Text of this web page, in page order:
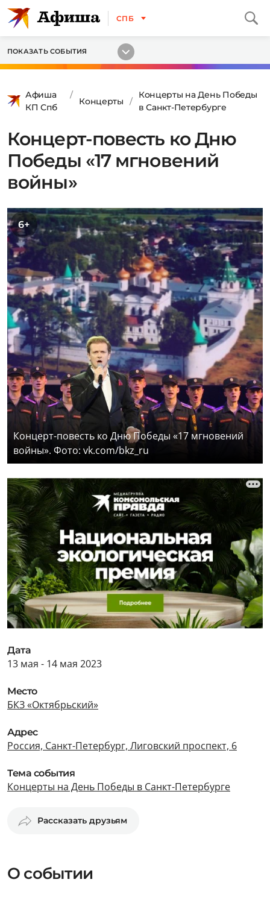
СПБ
ПОКАЗАТЬ СОБЫТИЯ
Афиша
КП Спб
Концерты
Концерты на День Победы
в Санкт-Петербурге
Концерт-повесть ко Дню
Победы «17 мгновений
войны»
6+
Концерт-повесть ко Дню Победы «17 мгновений
войны». Фото: vk.com/bkz_ru
Дата
13 мая - 14 мая 2023
Место
БКЗ «Октябрьский»
Адрес
Россия, Санкт-Петербург, Лиговский проспект, 6
Тема события
Концерты на День Победы в Санкт-Петербурге
Рассказать друзьям
О событии